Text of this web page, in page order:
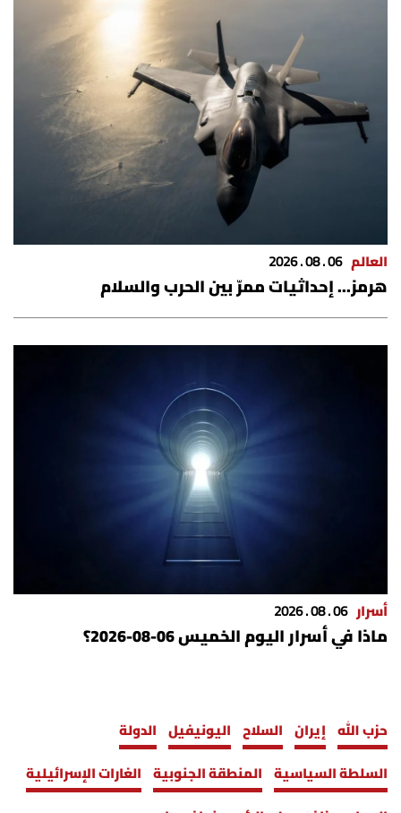
العالم 06 . 08 . 2026
هرمز... إحداثيات ممرّ بين الحرب والسلام
أسرار 06 . 08 . 2026
ماذا في أسرار اليوم الخميس 06-08-2026؟
حزب الله إيران السلاح اليونيفيل الدولة
السلطة السياسية المنطقة الجنوبية الغارات الإسرائيلية